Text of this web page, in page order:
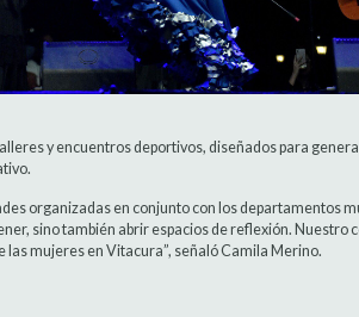
y encuentros deportivos, diseñados para
organizadas en conjunto con los departamentos
sino también abrir espacios de reflexión. Nuestro
las mujeres en Vitacura”, señaló Camila Merino.